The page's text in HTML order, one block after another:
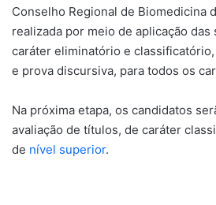
Conselho Regional de Biomedicina
realizada por meio de aplicação
caráter eliminatório e
e prova discursiva, para todos os
Na próxima etapa, os candidatos
avaliação de títulos, de caráter
de nível superior.